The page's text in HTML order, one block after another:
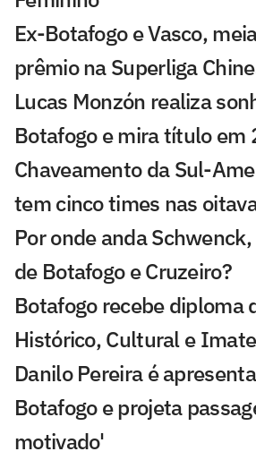
Ex-Botafogo e Vasco,
prêmio na Superliga
Lucas Monzón realiza
Botafogo e mira título em
Chaveamento da Sul-
tem cinco times nas
Por onde anda
de Botafogo e Cruzeiro?
Botafogo recebe diploma
Histórico, Cultural e
Danilo Pereira é
Botafogo e projeta
motivado'